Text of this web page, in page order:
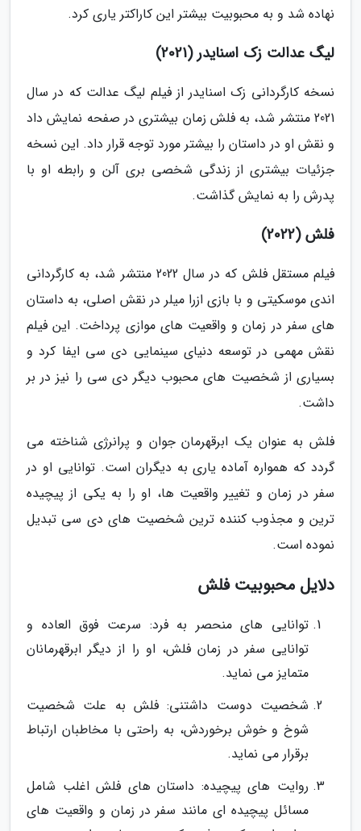
نهاده شد و به محبوبیت بیشتر این کاراکتر یاری کرد.
لیگ عدالت زک اسنایدر (2021)
نسخه کارگردانی زک اسنایدر از فیلم لیگ عدالت که در سال
2021 منتشر شد، به فلش زمان بیشتری در صفحه نمایش داد
و نقش او در داستان را بیشتر مورد توجه قرار داد. این نسخه
جزئیات بیشتری از زندگی شخصی بری آلن و رابطه او با
پدرش را به نمایش گذاشت.
فلش (2022)
فیلم مستقل فلش که در سال 2022 منتشر شد، به کارگردانی
اندی موسکیتی و با بازی ازرا میلر در نقش اصلی، به داستان
های سفر در زمان و واقعیت های موازی پرداخت. این فیلم
نقش مهمی در توسعه دنیای سینمایی دی سی ایفا کرد و
بسیاری از شخصیت های محبوب دیگر دی سی را نیز در بر
داشت.
فلش به عنوان یک ابرقهرمان جوان و پرانرژی شناخته می
گردد که همواره آماده یاری به دیگران است. توانایی او در
سفر در زمان و تغییر واقعیت ها، او را به یکی از پیچیده
ترین و مجذوب کننده ترین شخصیت های دی سی تبدیل
نموده است.
دلایل محبوبیت فلش
توانایی های منحصر به فرد: سرعت فوق العاده و
توانایی سفر در زمان فلش، او را از دیگر ابرقهرمانان
متمایز می نماید.
شخصیت دوست داشتنی: فلش به علت شخصیت
شوخ و خوش برخوردش، به راحتی با مخاطبان ارتباط
برقرار می نماید.
روایت های پیچیده: داستان های فلش اغلب شامل
مسائل پیچیده ای مانند سفر در زمان و واقعیت های